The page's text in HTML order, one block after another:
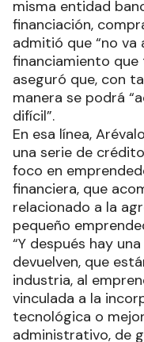
misma entidad
financiación,
admitió que “no
financiamiento que
aseguró que, con
manera se podrá
difícil”.
En esa línea,
una serie de
foco en
financiera, que
relacionado a la
pequeño
“Y después hay
devuelven, que
industria, al
vinculada a la
tecnológica o
administrativo, de